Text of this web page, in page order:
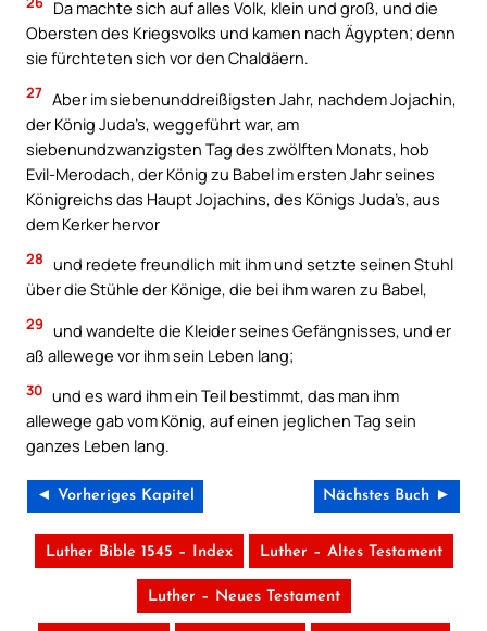
Da machte sich auf alles Volk, klein und groß, und die
Obersten des Kriegsvolks und kamen nach Ägypten; denn
sie fürchteten sich vor den Chaldäern.
27 Aber im siebenunddreißigsten Jahr, nachdem Jojachin,
der König Juda’s, weggeführt war, am
siebenundzwanzigsten Tag des zwölften Monats, hob
Evil-Merodach, der König zu Babel im ersten Jahr seines
Königreichs das Haupt Jojachins, des Königs Juda’s, aus
dem Kerker hervor
28 und redete freundlich mit ihm und setzte seinen Stuhl
über die Stühle der Könige, die bei ihm waren zu Babel,
29 und wandelte die Kleider seines Gefängnisses, und er
aß allewege vor ihm sein Leben lang;
30 und es ward ihm ein Teil bestimmt, das man ihm
allewege gab vom König, auf einen jeglichen Tag sein
ganzes Leben lang.
◄ Vorheriges Kapitel Nächstes Buch ►
Luther Bible 1545 – Index Luther – Altes Testament
Luther – Neues Testament